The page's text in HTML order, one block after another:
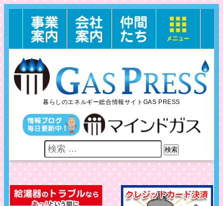
暮らしのエネルギー総合情報サイトGAS PRESS
検索